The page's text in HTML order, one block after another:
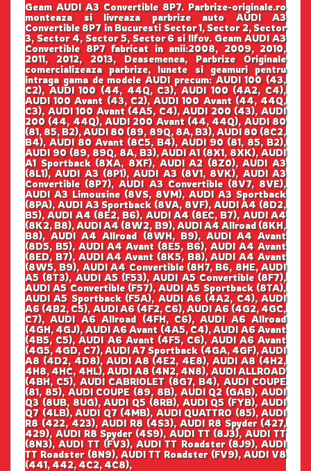
Geam AUDI A3 Convertible 8P7. Parbrize-originale.ro
monteaza si livreaza parbrize auto AUDI A3
Convertible 8P7 in Bucuresti Sector 1, Sector 2, Sector
3, Sector 4, Sector 5, Sector 6 si Ilfov. Geam AUDI A3
Convertible 8P7 fabricat in anii:2008, 2009, 2010,
2011, 2012, 2013, Deasemenea, Parbrize Originale
comercializeaza parbrize, lunete si geamuri pentru
intraga gama de modele AUDI precum: AUDI 100 (43,
C2), AUDI 100 (44, 44Q, C3), AUDI 100 (4A2, C4),
AUDI 100 Avant (43, C2), AUDI 100 Avant (44, 44Q,
C3), AUDI 100 Avant (4A5, C4), AUDI 200 (43), AUDI
200 (44, 44Q), AUDI 200 Avant (44, 44Q), AUDI 80
(81, 85, B2), AUDI 80 (89, 89Q, 8A, B3), AUDI 80 (8C2,
B4), AUDI 80 Avant (8C5, B4), AUDI 90 (81, 85, B2),
AUDI 90 (89, 89Q, 8A, B3), AUDI A1 (8X1, 8XK), AUDI
A1 Sportback (8XA, 8XF), AUDI A2 (8Z0), AUDI A3
(8L1), AUDI A3 (8P1), AUDI A3 (8V1, 8VK), AUDI A3
Convertible (8P7), AUDI A3 Convertible (8V7, 8VE),
AUDI A3 Limousine (8VS, 8VM), AUDI A3 Sportback
(8PA), AUDI A3 Sportback (8VA, 8VF), AUDI A4 (8D2,
B5), AUDI A4 (8E2, B6), AUDI A4 (8EC, B7), AUDI A4
(8K2, B8), AUDI A4 (8W2, B9), AUDI A4 Allroad (8KH,
B8), AUDI A4 Allroad (8WH, B9), AUDI A4 Avant
(8D5, B5), AUDI A4 Avant (8E5, B6), AUDI A4 Avant
(8ED, B7), AUDI A4 Avant (8K5, B8), AUDI A4 Avant
(8W5, B9), AUDI A4 Convertible (8H7, B6, 8HE, AUDI
A5 (8T3), AUDI A5 (F53), AUDI A5 Convertible (8F7),
AUDI A5 Convertible (F57), AUDI A5 Sportback (8TA),
AUDI A5 Sportback (F5A), AUDI A6 (4A2, C4), AUDI
A6 (4B2, C5), AUDI A6 (4F2, C6), AUDI A6 (4G2, 4GC,
C7), AUDI A6 Allroad (4FH, C6), AUDI A6 Allroad
(4GH, 4GJ), AUDI A6 Avant (4A5, C4), AUDI A6 Avant
(4B5, C5), AUDI A6 Avant (4F5, C6), AUDI A6 Avant
(4G5, 4GD, C7), AUDI A7 Sportback (4GA, 4GF), AUDI
A8 (4D2, 4D8), AUDI A8 (4E2, 4E8), AUDI A8 (4H2,
4H8, 4HC, 4HL), AUDI A8 (4N2, 4N8), AUDI ALLROAD
(4BH, C5), AUDI CABRIOLET (8G7, B4), AUDI COUPE
(81, 85), AUDI COUPE (89, 8B), AUDI Q2 (GAB), AUDI
Q3 (8UB, 8UG), AUDI Q5 (8RB), AUDI Q5 (FYB), AUDI
Q7 (4LB), AUDI Q7 (4MB), AUDI QUATTRO (85), AUDI
R8 (422, 423), AUDI R8 (4S3), AUDI R8 Spyder (427,
429), AUDI R8 Spyder (4S9), AUDI TT (8J3), AUDI TT
(8N3), AUDI TT (FV3), AUDI TT Roadster (8J9), AUDI
TT Roadster (8N9), AUDI TT Roadster (FV9), AUDI V8
(441, 442, 4C2, 4C8),